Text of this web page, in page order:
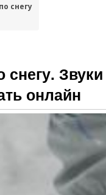
снегу
снегу.
онлайн